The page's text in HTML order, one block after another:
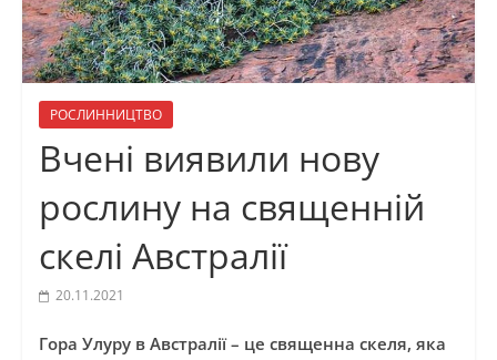
РОСЛИННИЦТВО
Вчені виявили нову
рослину на священній
скелі Австралії
20.11.2021
Гора Улуру в Австралії – це священна скеля, яка